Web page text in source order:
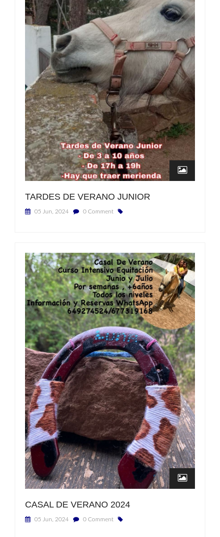
TARDES DE VERANO JUNIOR
05 Jun, 2024 0 Comment
CASAL DE VERANO 2024
05 Jun, 2024 0 Comment